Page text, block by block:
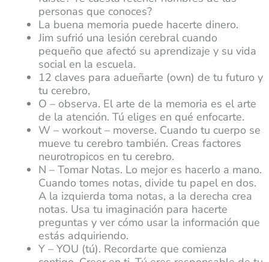
personas que conoces?
La buena memoria puede hacerte dinero.
Jim sufrió una lesión cerebral cuando
pequeño que afectó su aprendizaje y su vida
social en la escuela.
12 claves para adueñarte (own) de tu futuro y
tu cerebro,
O – observa. El arte de la memoria es el arte
de la atención. Tú eliges en qué enfocarte.
W – workout – moverse. Cuando tu cuerpo se
mueve tu cerebro también. Creas factores
neurotropicos en tu cerebro.
N – Tomar Notas. Lo mejor es hacerlo a mano.
Cuando tomes notas, divide tu papel en dos.
A la izquierda toma notas, a la derecha crea
notas. Usa tu imaginación para hacerte
preguntas y ver cómo usar la información que
estás adquiriendo.
Y – YOU (tú). Recordarte que comienza